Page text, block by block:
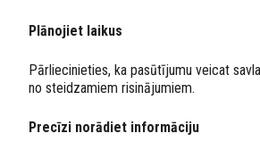
Plānojiet laikus
Pārliecinieties, ka pasūtījumu veicat
no steidzamiem risinājumiem.
Precīzi norādiet informāciju